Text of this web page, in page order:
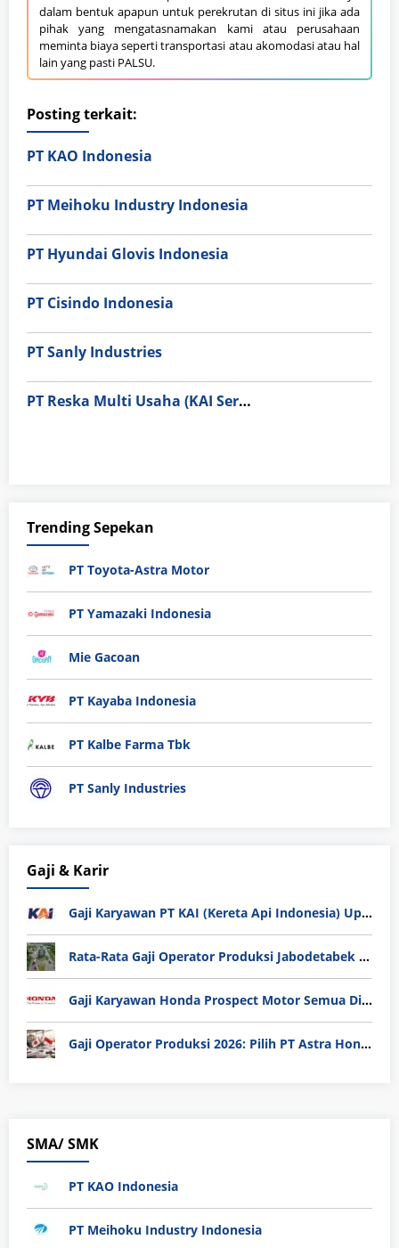
dalam bentuk apapun untuk perekrutan di situs ini jika ada
pihak yang mengatasnamakan kami atau perusahaan
meminta biaya seperti transportasi atau akomodasi atau hal
lain yang pasti PALSU.
Posting terkait:
PT KAO Indonesia
PT Meihoku Industry Indonesia
PT Hyundai Glovis Indonesia
PT Cisindo Indonesia
PT Sanly Industries
PT Reska Multi Usaha (KAI Services)
Trending Sepekan
PT Toyota-Astra Motor
PT Yamazaki Indonesia
Mie Gacoan
PT Kayaba Indonesia
PT Kalbe Farma Tbk
PT Sanly Industries
Gaji & Karir
Gaji Karyawan PT KAI (Kereta Api Indonesia) Update 2025
Rata-Rata Gaji Operator Produksi Jabodetabek 2025: Bedah Tuntas UMK, Lemburan, dan Realita Hidup Buruh
Gaji Karyawan Honda Prospect Motor Semua Divisi
Gaji Operator Produksi 2026: Pilih PT Astra Honda Motor (AHM) atau Manufaktur di Jepang?
SMA/ SMK
PT KAO Indonesia
PT Meihoku Industry Indonesia